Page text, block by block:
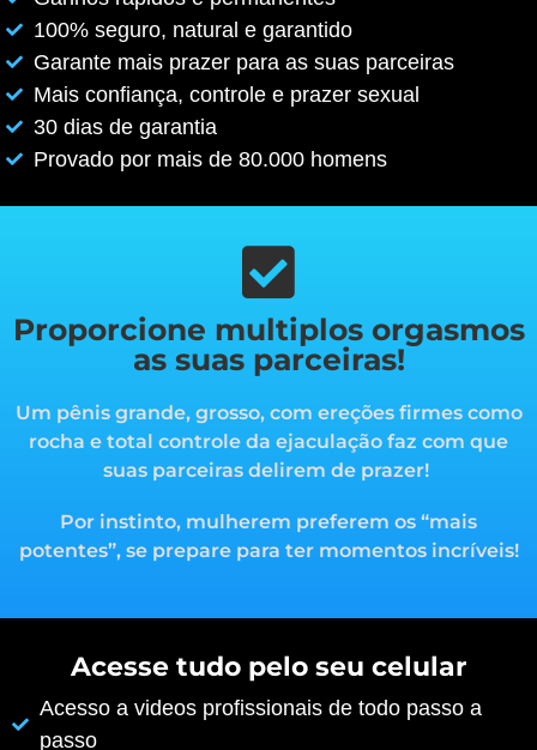
100% seguro, natural e garantido
Garante mais prazer para as suas parceiras
Mais confiança, controle e prazer sexual
30 dias de garantia
Provado por mais de 80.000 homens
Proporcione multiplos orgasmos
as suas parceiras!
Um pênis grande, grosso, com ereções firmes como
rocha e total controle da ejaculação faz com que
suas parceiras delirem de prazer!
Por instinto, mulherem preferem os “mais
potentes”, se prepare para ter momentos incríveis!
Acesse tudo pelo seu celular
Acesso a videos profissionais de todo passo a
passo